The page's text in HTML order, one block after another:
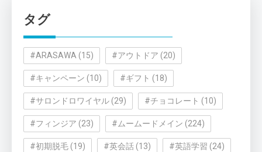
ー
タグ
#ARASAWA (15) #アウトドア (20)
#キャンペーン (10) #ギフト (18)
#サロンドロワイヤル (29) #チョコレート (10)
#フィンジア (23) #ムームードメイン (224)
#初期脱毛 (19) #英会話 (13) #英語学習 (24)